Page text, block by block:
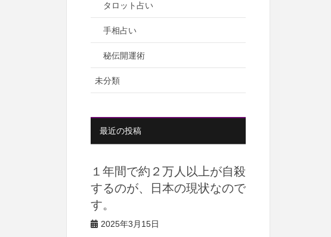
タロット占い
手相占い
秘伝開運術
未分類
最近の投稿
１年間で約２万人以上が自殺
するのが、日本の現状なので
す。
2025年3月15日